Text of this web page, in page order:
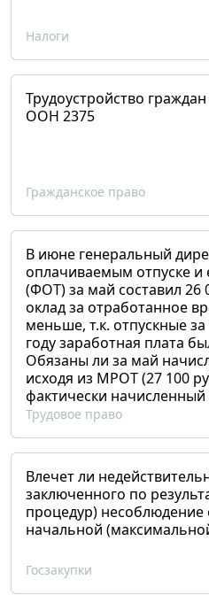
Налоги
Трудоустройство
ООН 2375
Гражданское право
В июне генеральный
оплачиваемым отпуске и
(ФОТ) за май составил 26
оклад за отработанное
меньше, т.к. отпускные
году заработная плата
Обязаны ли за май
исходя из МРОТ (27 100
фактически
Трудовое право
Влечет ли
заключенного по
процедур) несоблюдение
начальной
Госзакупки